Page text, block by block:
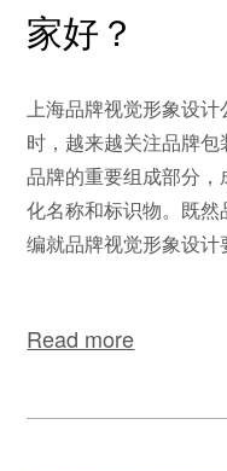
家好？
上海品牌视觉形象设
时，越来越关注品牌
品牌的重要组成部分
化名称和标识物。既
编就品牌视觉形象设
Read more